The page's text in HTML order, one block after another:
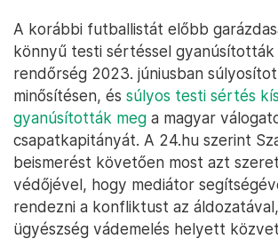
A korábbi futballistát előbb
könnyű testi sértéssel gyanúsították
rendőrség 2023. júniusban
minősítésen, és súlyos testi sértés
gyanúsították meg a magyar
csapatkapitányát. A 24.hu szerint
beismerést követően most azt
védőjével, hogy mediátor
rendezni a konfliktust az
ügyészség vádemelés helyett